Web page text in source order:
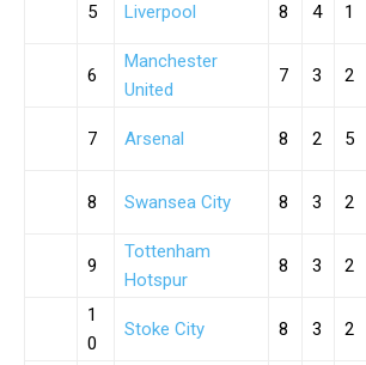
5 Liverpool 8 4 1
6
Manchester
United
7 3 2
7 Arsenal 8 2 5
8 Swansea City 8 3 2
9
Tottenham
Hotspur
8 3 2
1
0
Stoke City 8 3 2